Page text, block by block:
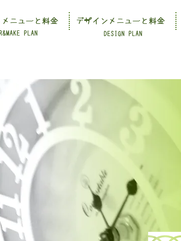
PLAN DESIGN PLAN
ニューと料金 デザインメニューと料金